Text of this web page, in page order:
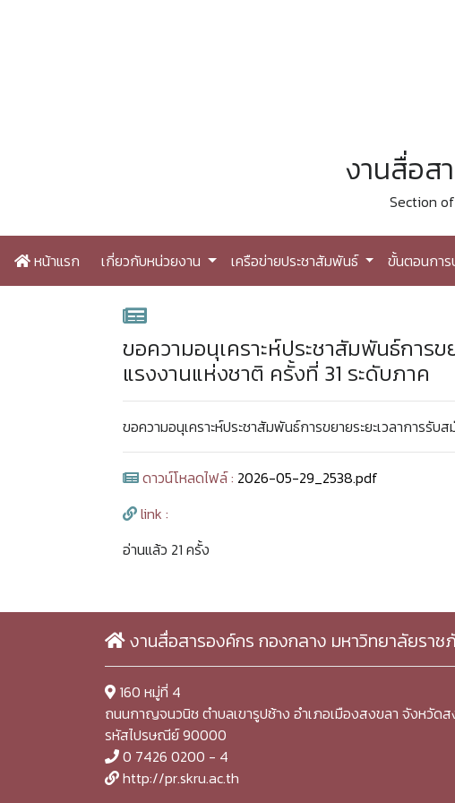
งานสื่อส
Section
หน้าแรก เกี่ยวกับหน่วยงาน เครือข่ายประชาสัมพันธ์ ขั้นตอนการ
ขอความอนุเคราะห์ประชาสัมพันธ์การ
แรงงานแห่งชาติ ครั้งที่ 31 ระดับภาค
ขอความอนุเคราะห์ประชาสัมพันธ์การขยายระยะเวลาการรั
ดาวน์โหลดไฟล์ : 2026-05-29_2538.pdf
link :
อ่านแล้ว 21 ครั้ง
งานสื่อสารองค์กร กองกลาง มหาวิทยาลัยรา
160 หมู่ที่ 4
ถนนกาญจนวนิช ตำบลเขารูปช้าง อำเภอเมืองสงขลา จังหวัดส
รหัสไปรษณีย์ 90000
0 7426 0200 - 4
http://pr.skru.ac.th